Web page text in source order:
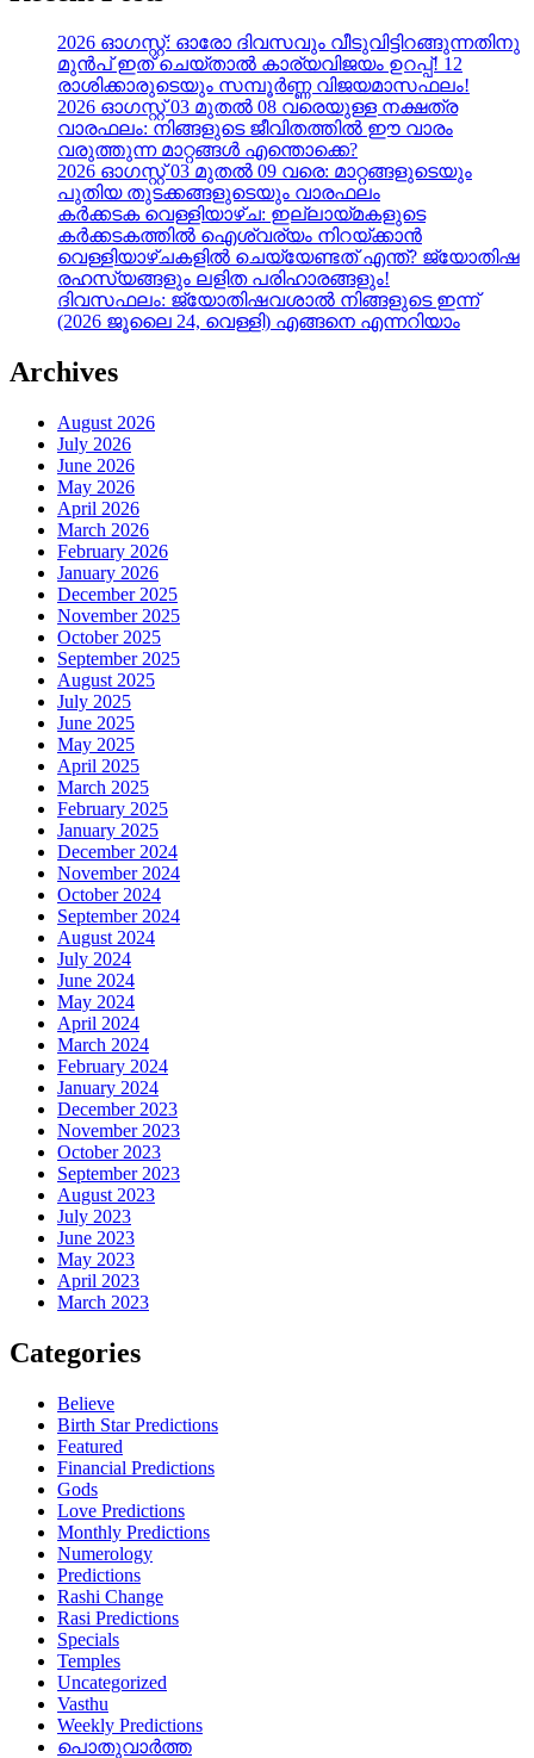
2026 ഓഗസ്റ്റ്: ഓരോ ദിവസവും വീടുവിട്ടിറങ്ങുന്നതിനു
മുൻപ് ഇത് ചെയ്താൽ കാര്യവിജയം ഉറപ്പ്! 12
രാശിക്കാരുടെയും സമ്പൂർണ്ണ വിജയമാസഫലം!
2026 ഓഗസ്റ്റ് 03 മുതൽ 08 വരെയുള്ള നക്ഷത്ര
വാരഫലം: നിങ്ങളുടെ ജീവിതത്തിൽ ഈ വാരം
വരുത്തുന്ന മാറ്റങ്ങൾ എന്തൊക്കെ?
2026 ഓഗസ്റ്റ് 03 മുതൽ 09 വരെ: മാറ്റങ്ങളുടെയും
പുതിയ തുടക്കങ്ങളുടെയും വാരഫലം
കർക്കടക വെള്ളിയാഴ്ച: ഇല്ലായ്മകളുടെ
കർക്കടകത്തിൽ ഐശ്വര്യം നിറയ്ക്കാൻ
വെള്ളിയാഴ്ചകളിൽ ചെയ്യേണ്ടത് എന്ത്? ജ്യോതിഷ
രഹസ്യങ്ങളും ലളിത പരിഹാരങ്ങളും!
ദിവസഫലം: ജ്യോതിഷവശാൽ നിങ്ങളുടെ ഇന്ന്‌
(2026 ജൂലൈ 24, വെള്ളി) എങ്ങനെ എന്നറിയാം
Archives
August 2026
July 2026
June 2026
May 2026
April 2026
March 2026
February 2026
January 2026
December 2025
November 2025
October 2025
September 2025
August 2025
July 2025
June 2025
May 2025
April 2025
March 2025
February 2025
January 2025
December 2024
November 2024
October 2024
September 2024
August 2024
July 2024
June 2024
May 2024
April 2024
March 2024
February 2024
January 2024
December 2023
November 2023
October 2023
September 2023
August 2023
July 2023
June 2023
May 2023
April 2023
March 2023
Categories
Believe
Birth Star Predictions
Featured
Financial Predictions
Gods
Love Predictions
Monthly Predictions
Numerology
Predictions
Rashi Change
Rasi Predictions
Specials
Temples
Uncategorized
Vasthu
Weekly Predictions
പൊതുവാർത്ത